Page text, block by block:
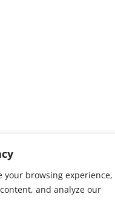
your browsing experience,
and analyze our